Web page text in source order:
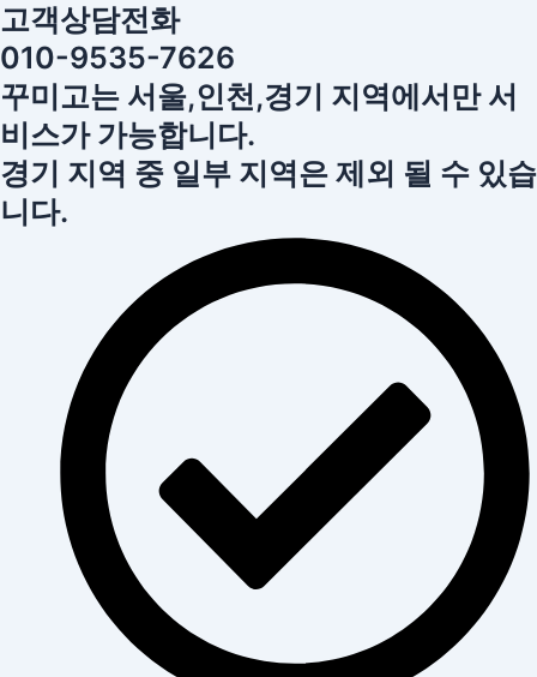
고객상담전화
010-9535-7626
꾸미고는 서울,인천,경기 지역에서만 서
비스가 가능합니다.
경기 지역 중 일부 지역은 제외 될 수 있습
니다.